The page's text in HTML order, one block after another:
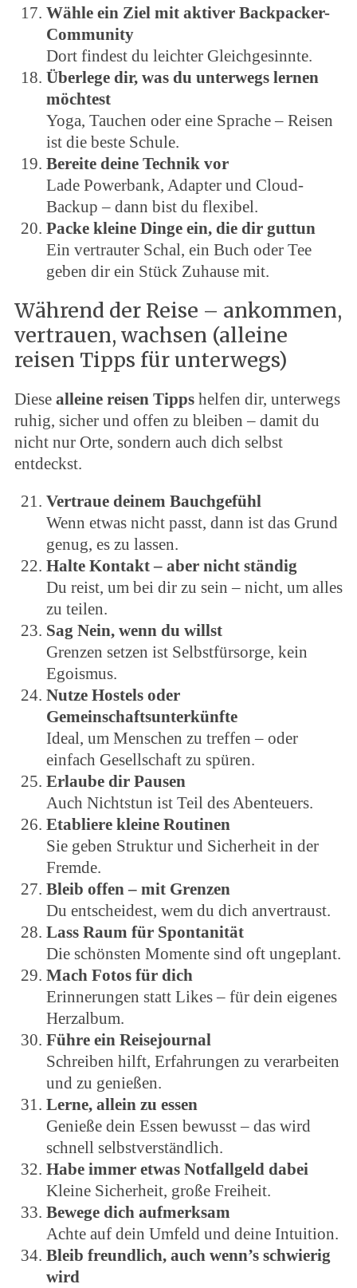
Wähle ein Ziel mit aktiver Backpacker-
Community
Dort findest du leichter Gleichgesinnte.
Überlege dir, was du unterwegs lernen
möchtest
Yoga, Tauchen oder eine Sprache – Reisen
ist die beste Schule.
Bereite deine Technik vor
Lade Powerbank, Adapter und Cloud-
Backup – dann bist du flexibel.
Packe kleine Dinge ein, die dir guttun
Ein vertrauter Schal, ein Buch oder Tee
geben dir ein Stück Zuhause mit.
Während der Reise – ankommen,
vertrauen, wachsen (alleine
reisen Tipps für unterwegs)
Diese alleine reisen Tippshelfen dir, unterwegs
ruhig, sicher und offen zu bleiben – damit du
nicht nur Orte, sondern auch dich selbst
entdeckst.
Vertraue deinem Bauchgefühl
Wenn etwas nicht passt, dann ist das Grund
genug, es zu lassen.
Halte Kontakt – aber nicht ständig
Du reist, um bei dir zu sein – nicht, um alles
zu teilen.
Sag Nein, wenn du willst
Grenzen setzen ist Selbstfürsorge, kein
Egoismus.
Nutze Hostels oder
Gemeinschaftsunterkünfte
Ideal, um Menschen zu treffen – oder
einfach Gesellschaft zu spüren.
Erlaube dir Pausen
Auch Nichtstun ist Teil des Abenteuers.
Etabliere kleine Routinen
Sie geben Struktur und Sicherheit in der
Fremde.
Bleib offen – mit Grenzen
Du entscheidest, wem du dich anvertraust.
Lass Raum für Spontanität
Die schönsten Momente sind oft ungeplant.
Mach Fotos für dich
Erinnerungen statt Likes – für dein eigenes
Herzalbum.
Führe ein Reisejournal
Schreiben hilft, Erfahrungen zu verarbeiten
und zu genießen.
Lerne, allein zu essen
Genieße dein Essen bewusst – das wird
schnell selbstverständlich.
Habe immer etwas Notfallgeld dabei
Kleine Sicherheit, große Freiheit.
Bewege dich aufmerksam
Achte auf dein Umfeld und deine Intuition.
Bleib freundlich, auch wenn’s schwierig
wird